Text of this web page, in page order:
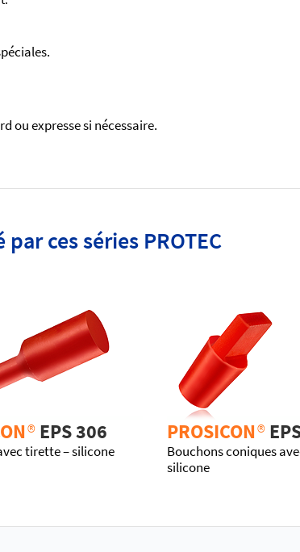
ou expresse si nécessaire.
ces séries PROTEC
®EPS 306
tirette – silicone
PROSICON®
Bouchons coniques
silicone